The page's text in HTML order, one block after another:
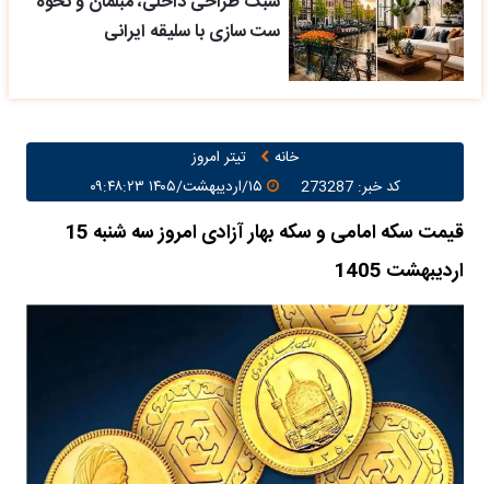
ست سازی با سلیقه ایرانی
خانه
تیتر امروز
کد خبر: 273287
قیمت سکه امامی و سکه بهار آزادی امروز سه شنبه 15
اردیبهشت 1405